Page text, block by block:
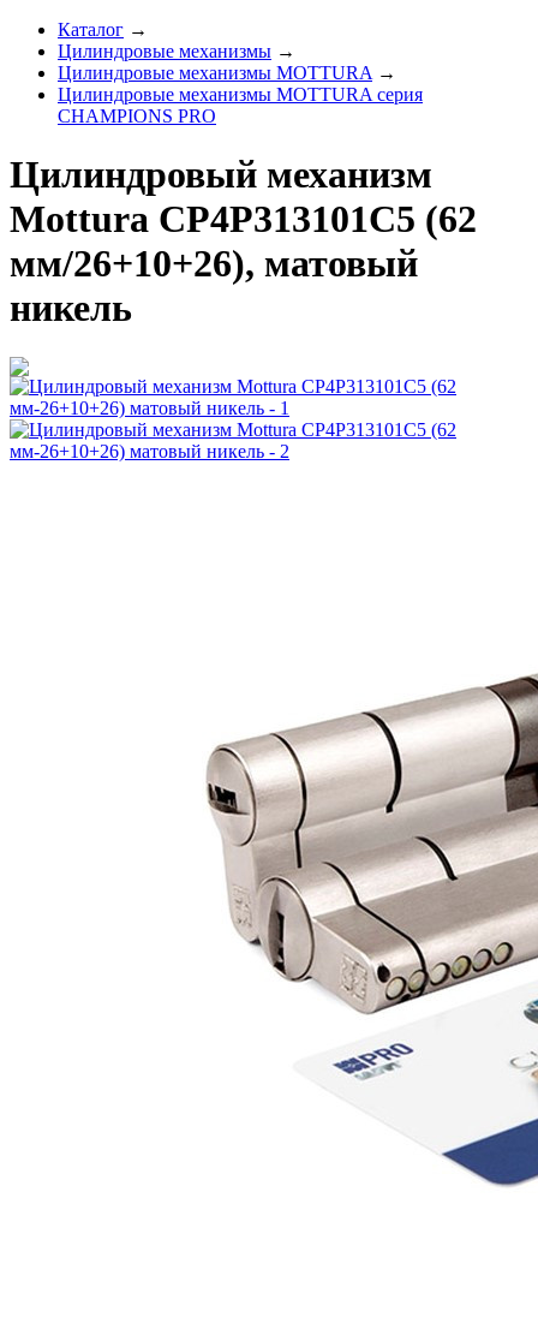
Каталог →
Цилиндровые механизмы →
Цилиндровые механизмы MOTTURA →
Цилиндровые механизмы MOTTURA серия
CHAMPIONS PRO
Цилиндровый механизм
Mottura CP4P313101C5 (62
мм/26+10+26), матовый
никель